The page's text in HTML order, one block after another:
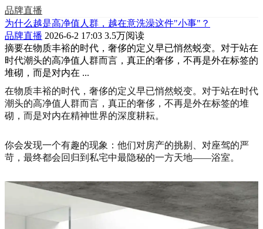
品牌直播
为什么越是高净值人群，越在意洗澡这件"小事"？
品牌直播 2026-6-2 17:03 3.5万阅读
摘要在物质丰裕的时代，奢侈的定义早已悄然蜕变。对于站在
时代潮头的高净值人群而言，真正的奢侈，不再是外在标签的
堆砌，而是对内在 ...
在物质丰裕的时代，奢侈的定义早已悄然蜕变。对于站在时代
潮头的高净值人群而言，真正的奢侈，不再是外在标签的堆
砌，而是对内在精神世界的深度耕耘。
你会发现一个有趣的现象：他们对房产的挑剔、对座驾的严
苛，最终都会回归到私宅中最隐秘的一方天地——浴室。